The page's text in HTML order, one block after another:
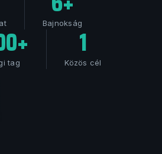
Bajnokság
tag
1
Közös cél